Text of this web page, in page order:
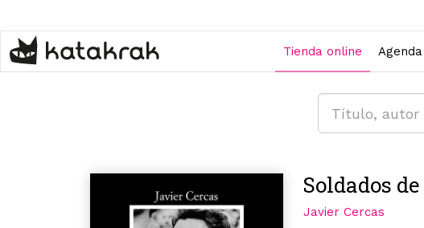
contenido
principal
Tienda online Agenda
Soldados
Javier Cercas